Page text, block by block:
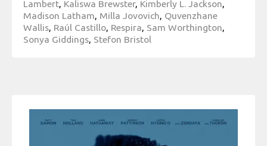
Lambert Kaliswa Brewster, Kimberly L. Jackson
Madison Latham Milla Jovovich Quvenzhane
Wallis Raúl Castillo Respira Sam Worthington
Sonya Giddings Stefon Bristol